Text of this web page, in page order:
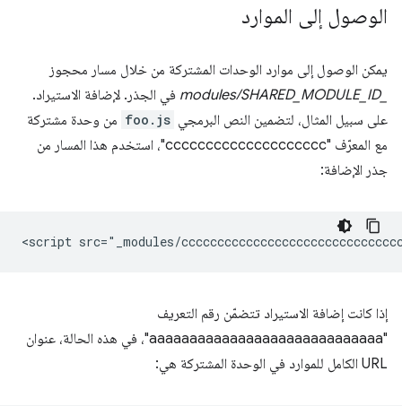
الوصول إلى الموارد
يمكن الوصول إلى موارد الوحدات المشتركة من خلال مسار محجوز
_modules/SHARED_MODULE_ID
في الجذر. لإضافة الاستيراد.
على سبيل المثال، لتضمين النص البرمجي foo.js من وحدة مشتركة
مع المعرّف "cccccccccccccccccccc"، استخدم هذا المسار من
جذر الإضافة:
إذا كانت إضافة الاستيراد تتضمّن رقم التعريف
"aaaaaaaaaaaaaaaaaaaaaaaaaaaaa"، في هذه الحالة، عنوان
URL الكامل للموارد في الوحدة المشتركة هي: